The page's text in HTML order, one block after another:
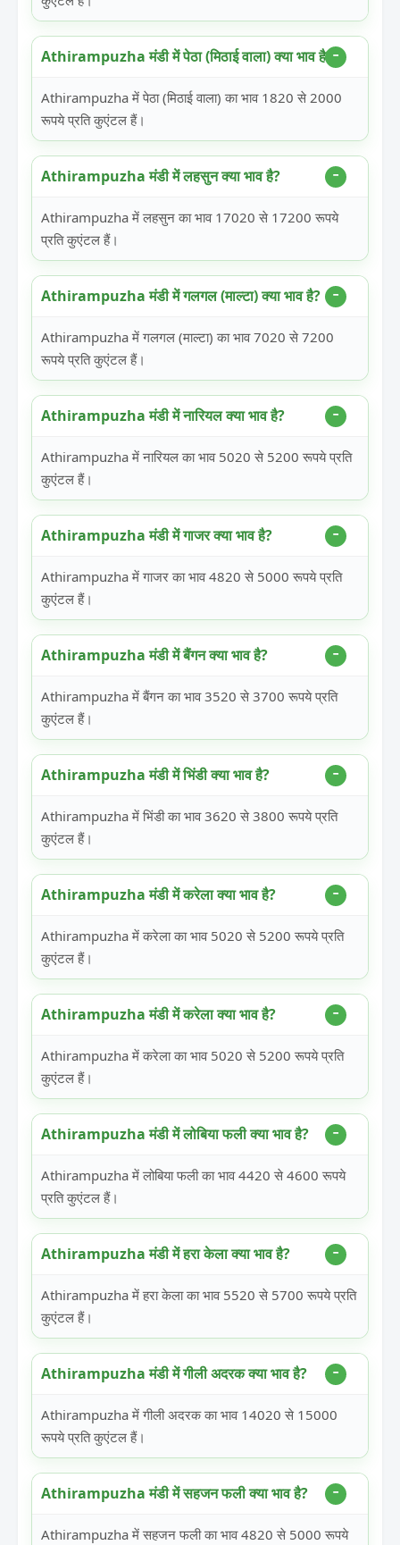
Athirampuzha मंडी में पेठा (मिठाई वाला) क्या भाव है?
Athirampuzha में पेठा (मिठाई वाला) का भाव 1820 से 2000
रूपये प्रति कुएंटल हैं।
Athirampuzha मंडी में लहसुन क्या भाव है?
Athirampuzha में लहसुन का भाव 17020 से 17200 रूपये
प्रति कुएंटल हैं।
Athirampuzha मंडी में गलगल (माल्टा) क्या भाव है?
Athirampuzha में गलगल (माल्टा) का भाव 7020 से 7200
रूपये प्रति कुएंटल हैं।
Athirampuzha मंडी में नारियल क्या भाव है?
Athirampuzha में नारियल का भाव 5020 से 5200 रूपये प्रति
कुएंटल हैं।
Athirampuzha मंडी में गाजर क्या भाव है?
Athirampuzha में गाजर का भाव 4820 से 5000 रूपये प्रति
कुएंटल हैं।
Athirampuzha मंडी में बैंगन क्या भाव है?
Athirampuzha में बैंगन का भाव 3520 से 3700 रूपये प्रति
कुएंटल हैं।
Athirampuzha मंडी में भिंडी क्या भाव है?
Athirampuzha में भिंडी का भाव 3620 से 3800 रूपये प्रति
कुएंटल हैं।
Athirampuzha मंडी में करेला क्या भाव है?
Athirampuzha में करेला का भाव 5020 से 5200 रूपये प्रति
कुएंटल हैं।
Athirampuzha मंडी में करेला क्या भाव है?
Athirampuzha में करेला का भाव 5020 से 5200 रूपये प्रति
कुएंटल हैं।
Athirampuzha मंडी में लोबिया फली क्या भाव है?
Athirampuzha में लोबिया फली का भाव 4420 से 4600 रूपये
प्रति कुएंटल हैं।
Athirampuzha मंडी में हरा केला क्या भाव है?
Athirampuzha में हरा केला का भाव 5520 से 5700 रूपये प्रति
कुएंटल हैं।
Athirampuzha मंडी में गीली अदरक क्या भाव है?
Athirampuzha में गीली अदरक का भाव 14020 से 15000
रूपये प्रति कुएंटल हैं।
Athirampuzha मंडी में सहजन फली क्या भाव है?
Athirampuzha में सहजन फली का भाव 4820 से 5000 रूपये